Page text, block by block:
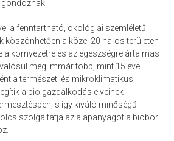
Pénztár
A fiókom
ÁSZF
Szállítási feltételek
Segítség
Adatkezelési nyilatkozat
a fenntartható, ökológiai szemléletű
köszönhetően a közel 20 ha-os területen
a környezetre és az egészségre ártalmas
meg immár több, mint 15 éve.
a természeti és mikroklimatikus
a bio gazdálkodás elveinek
s így kiváló minőségű
szolgáltatja az alapanyagot a biobor